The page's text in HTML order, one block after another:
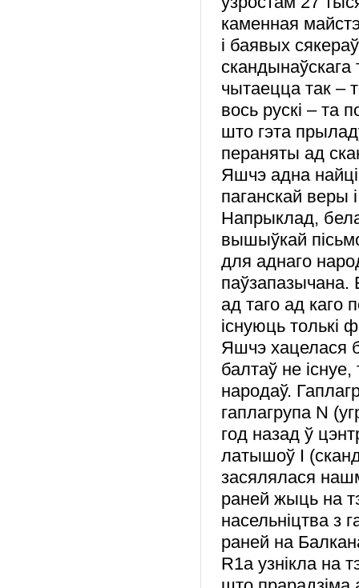
каменная
і баявых
скандынаўскага
чытаецца так –
вось рускі – та
што гэта
пераняты ад
Яшчэ адна
паганскай веры
Напрыклад,
вышыўкай
для аднаго
паўзапазычана.
ад таго ад каго
існуюць толькі
Яшчэ хацелася
балтаў не
народаў.
гаплагрупа N
год назад ў
латышоў I
засялялася
раней жыць на
насельніцтва з
раней на
R1а узнікла на